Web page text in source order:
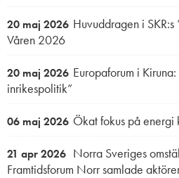
20 maj 2026 Huvuddragen i
Våren 2026
20 maj 2026 Europaforum i
inrikespolitik”
06 maj 2026 Ökat fokus på
21 apr 2026 Norra Sveriges
Framtidsforum Norr samlade